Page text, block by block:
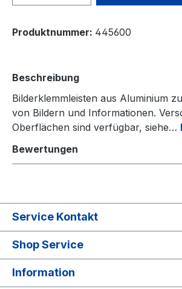
Produktnummer: 445600
Beschreibung
Bilderklemmleisten aus Aluminium
von Bildern und Informationen.
Oberflächen sind verfügbar, siehe…
Bewertungen
Service Kontakt
Shop Service
Information